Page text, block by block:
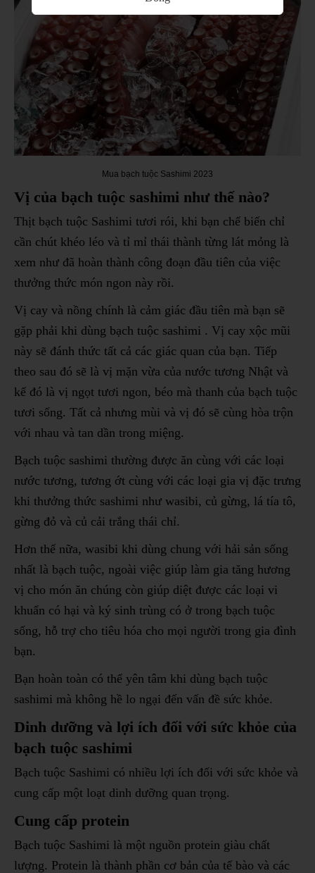
Mua bạch tuộc Sashimi 2023
Vị của bạch tuộc sashimi như thế nào?
Thịt bạch tuộc Sashimi tươi rói, khi bạn chế biến chỉ
cần chút khéo léo và tỉ mỉ thái thành từng lát mỏng là
xem như đã hoàn thành công đoạn đầu tiên của việc
thưởng thức món ngon này rồi.
Vị cay và nồng chính là cảm giác đầu tiên mà bạn sẽ
gặp phải khi dùng bạch tuộc sashimi . Vị cay xộc mũi
này sẽ đánh thức tất cả các giác quan của bạn. Tiếp
theo sau đó sẽ là vị mặn vừa của nước tương Nhật và
kế đó là vị ngọt tươi ngon, béo mà thanh của bạch tuộc
tươi sống. Tất cả nhưng mùi và vị đó sẽ cùng hòa trộn
với nhau và tan dần trong miệng.
Bạch tuộc sashimi thường được ăn cùng với các loại
nước tương, tương ớt cùng với các loại gia vị đặc trưng
khi thưởng thức sashimi như wasibi, củ gừng, lá tía tô,
gừng đỏ và củ cải trắng thái chỉ.
Hơn thế nữa, wasibi khi dùng chung với hải sản sống
nhất là bạch tuộc, ngoài việc giúp làm gia tăng hương
vị cho món ăn chúng còn giúp diệt được các loại vi
khuẩn có hại và ký sinh trùng có ở trong bạch tuộc
sống, hỗ trợ cho tiêu hóa cho mọi người trong gia đình
bạn.
Bạn hoàn toàn có thể yên tâm khi dùng bạch tuộc
sashimi mà không hề lo ngại đến vấn đề sức khỏe.
Dinh dưỡng và lợi ích đối với sức khỏe của
bạch tuộc sashimi
Bạch tuộc Sashimi có nhiều lợi ích đối với sức khỏe và
cung cấp một loạt dinh dưỡng quan trọng.
Cung cấp protein
Bạch tuộc Sashimi là một nguồn protein giàu chất
lượng. Protein là thành phần cơ bản của tế bào và các